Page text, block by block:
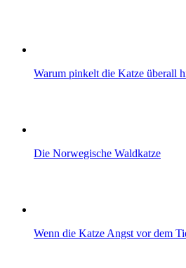
Warum pinkelt die Katze überall
Die Norwegische Waldkatze
Wenn die Katze Angst vor dem